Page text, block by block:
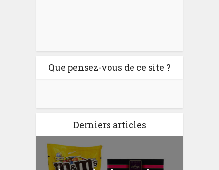
Que pensez-vous de ce site ?
Derniers articles